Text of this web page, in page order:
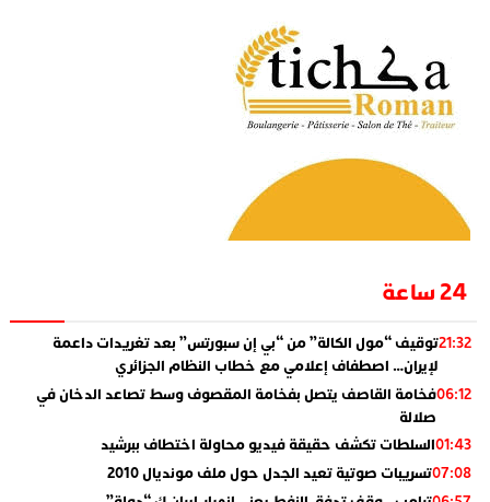
24 ساعة
21:32توقيف “مول الكالة” من “بي إن سبورتس” بعد تغريدات داعمة
لإيران… اصطفاف إعلامي مع خطاب النظام الجزائري
06:12فخامة القاصف يتصل بفخامة المقصوف وسط تصاعد الدخان في
صلالة
01:43السلطات تكشف حقيقة فيديو محاولة اختطاف ببرشيد
07:08تسريبات صوتية تعيد الجدل حول ملف مونديال 2010